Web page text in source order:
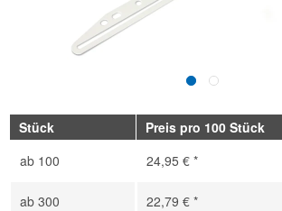
Stück
Preis pro 100 Stück
ab 100 24,95 € *
ab 300 22,79 € *